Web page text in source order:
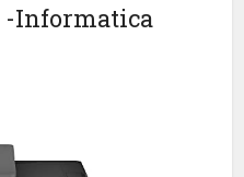
-Informatica